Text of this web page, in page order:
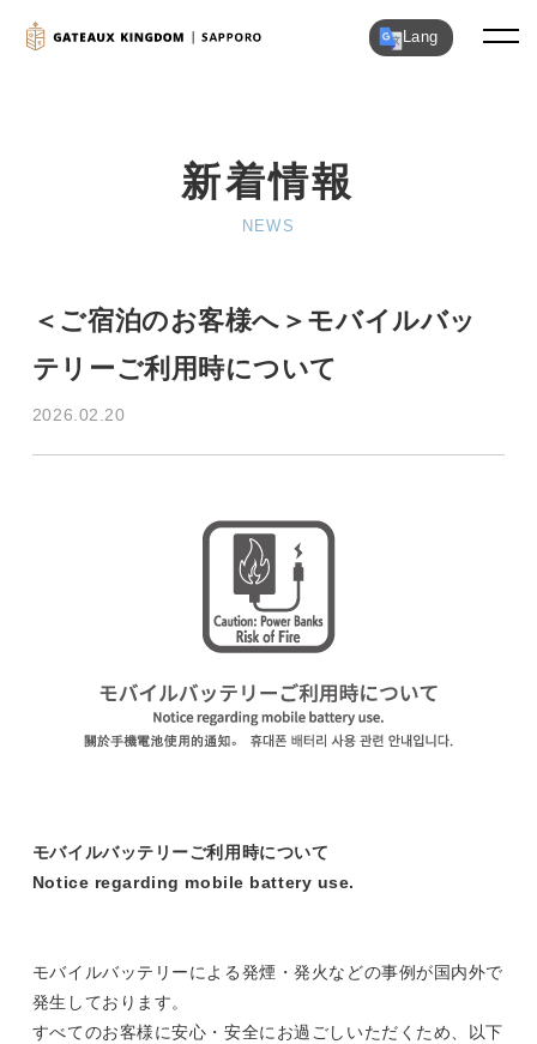
Lang
新着情報
NEWS
＜ご宿泊のお客様へ＞モバイルバッ
テリーご利用時について
2026.02.20
モバイルバッテリーご利用時について
Notice regarding mobile battery use.
モバイルバッテリーによる発煙・発火などの事例が国内外で
発生しております。
すべてのお客様に安心・安全にお過ごしいただくため、以下